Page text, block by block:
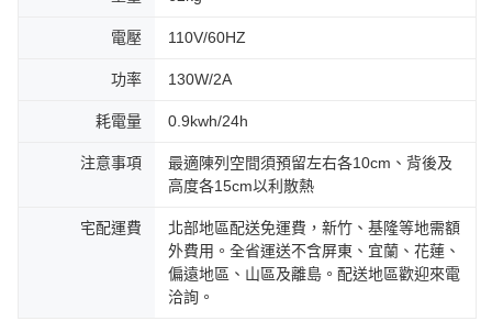
電壓 110V/60HZ
功率 130W/2A
耗電量 0.9kwh/24h
注意事項
最適陳列空間須預留左右各10cm、背後及
高度各15cm以利散熱
宅配運費
北部地區配送免運費，新竹、基隆等地需額
外費用。全省運送不含屏東、宜蘭、花蓮、
偏遠地區、山區及離島。配送地區歡迎來電
洽詢。